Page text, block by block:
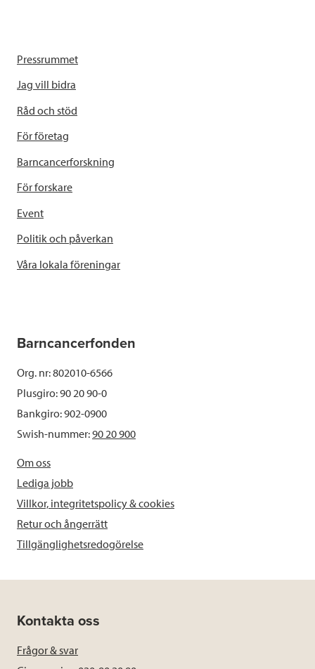
Pressrummet
Jag vill bidra
Råd och stöd
För företag
Barncancerforskning
För forskare
Event
Politik och påverkan
Våra lokala föreningar
Barncancerfonden
Org. nr: 802010-6566
Plusgiro: 90 20 90-0
Bankgiro: 902-0900
Swish-nummer:90 20 900
Om oss
Lediga jobb
Villkor, integritetspolicy & cookies
Retur och ångerrätt
Tillgänglighetsredogörelse
Kontakta oss
Frågor & svar